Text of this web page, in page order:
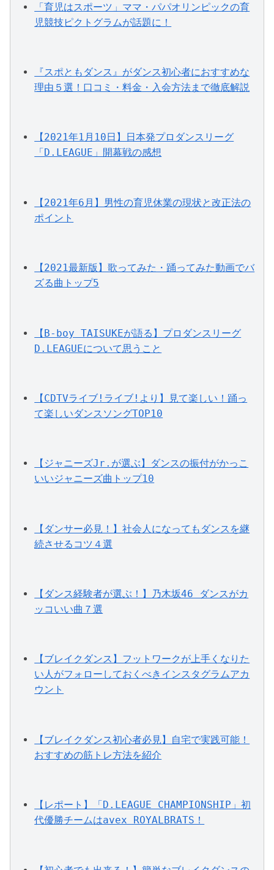
「育児はスポーツ」ママ・パパオリンピックの育
児競技ピクトグラムが話題に！
『スポともダンス』がダンス初心者におすすめな
理由５選！口コミ・料金・入会方法まで徹底解説
【2021年1月10日】日本発プロダンスリーグ
「D.LEAGUE」開幕戦の感想
【2021年6月】男性の育児休業の現状と改正法の
ポイント
【2021最新版】歌ってみた・踊ってみた動画でバ
ズる曲トップ5
【B-boy TAISUKEが語る】プロダンスリーグ
D.LEAGUEについて思うこと
【CDTVライブ!ライブ!より】見て楽しい！踊っ
て楽しいダンスソングTOP10
【ジャニーズJr.が選ぶ】ダンスの振付がかっこ
いいジャニーズ曲トップ10
【ダンサー必見！】社会人になってもダンスを継
続させるコツ４選
【ダンス経験者が選ぶ！】乃木坂46 ダンスがカ
ッコいい曲７選
【ブレイクダンス】フットワークが上手くなりた
い人がフォローしておくべきインスタグラムアカ
ウント
【ブレイクダンス初心者必見】自宅で実践可能！
おすすめの筋トレ方法を紹介
【レポート】「D.LEAGUE CHAMPIONSHIP」初
代優勝チームはavex ROYALBRATS！